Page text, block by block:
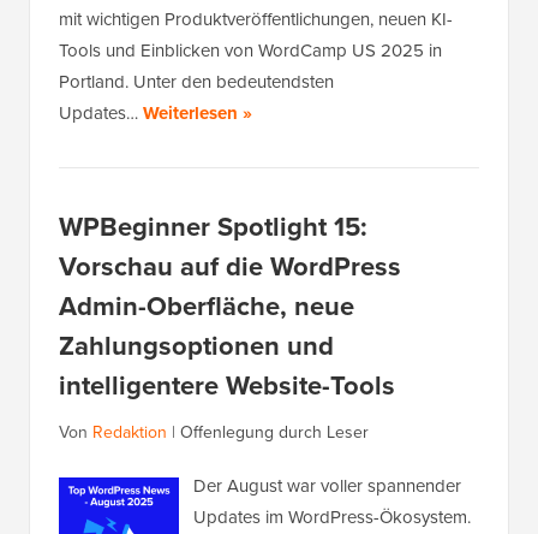
mit wichtigen Produktveröffentlichungen, neuen KI-
Tools und Einblicken von WordCamp US 2025 in
Portland. Unter den bedeutendsten
Updates…Weiterlesen »
WPBeginner Spotlight 15:
Vorschau auf die WordPress
Admin-Oberfläche, neue
Zahlungsoptionen und
intelligentere Website-Tools
Von Redaktion | Offenlegung durch Leser
Der August war voller spannender
Updates im WordPress-Ökosystem.